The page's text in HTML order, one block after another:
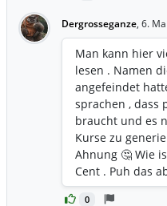
Dergrosseganze, 6.
0
Man kann hier
lesen . Namen
angefeindet
sprachen , dass
braucht und es
Kurse zu
Ahnung 🤔 Wie
Cent . Puh das
entfernt